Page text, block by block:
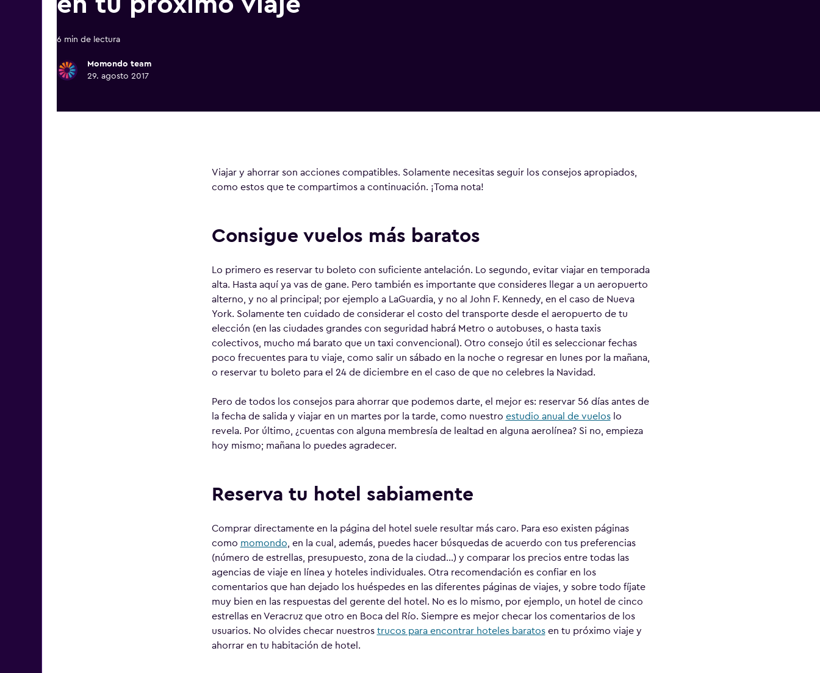
6 min de lectura
Momondo team
29. agosto 2017
Viajar y ahorrar son acciones compatibles. Solamente necesitas seguir los consejos apropiados,
como estos que te compartimos a continuación. ¡Toma nota!
Consigue vuelos más baratos
Lo primero es reservar tu boleto con suficiente antelación. Lo segundo, evitar viajar en temporada
alta. Hasta aquí ya vas de gane. Pero también es importante que consideres llegar a un aeropuerto
alterno, y no al principal; por ejemplo a LaGuardia, y no al John F. Kennedy, en el caso de Nueva
York. Solamente ten cuidado de considerar el costo del transporte desde el aeropuerto de tu
elección (en las ciudades grandes con seguridad habrá Metro o autobuses, o hasta taxis
colectivos, mucho má barato que un taxi convencional). Otro consejo útil es seleccionar fechas
poco frecuentes para tu viaje, como salir un sábado en la noche o regresar en lunes por la mañana,
o reservar tu boleto para el 24 de diciembre en el caso de que no celebres la Navidad.
Pero de todos los consejos para ahorrar que podemos darte, el mejor es: reservar 56 días antes de
la fecha de salida y viajar en un martes por la tarde, como nuestro estudio anual de vueloslo
revela. Por último, ¿cuentas con alguna membresía de lealtad en alguna aerolínea? Si no, empieza
hoy mismo; mañana lo puedes agradecer.
Reserva tu hotel sabiamente
Comprar directamente en la página del hotel suele resultar más caro. Para eso existen páginas
como momondo , en la cual, además, puedes hacer búsquedas de acuerdo con tus preferencias
(número de estrellas, presupuesto, zona de la ciudad…) y comparar los precios entre todas las
agencias de viaje en línea y hoteles individuales. Otra recomendación es confiar en los
comentarios que han dejado los huéspedes en las diferentes páginas de viajes, y sobre todo fíjate
muy bien en las respuestas del gerente del hotel. No es lo mismo, por ejemplo, un hotel de cinco
estrellas en Veracruz que otro en Boca del Río. Siempre es mejor checar los comentarios de los
usuarios. No olvides checar nuestros trucos para encontrar hoteles baratosen tu próximo viaje y
ahorrar en tu habitación de hotel.